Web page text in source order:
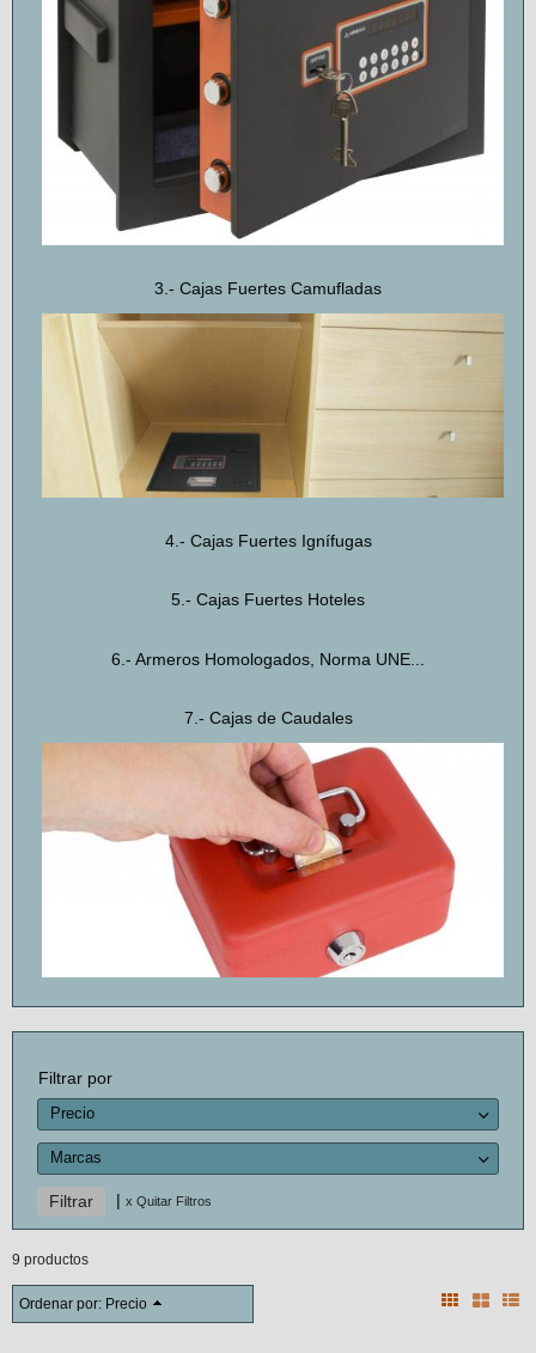
3.- Cajas Fuertes Camufladas
4.- Cajas Fuertes Ignífugas
5.- Cajas Fuertes Hoteles
6.- Armeros Homologados, Norma UNE...
7.- Cajas de Caudales
Filtrar por
Precio
Marcas
| x Quitar Filtros
9 productos
Ordenar por: Precio